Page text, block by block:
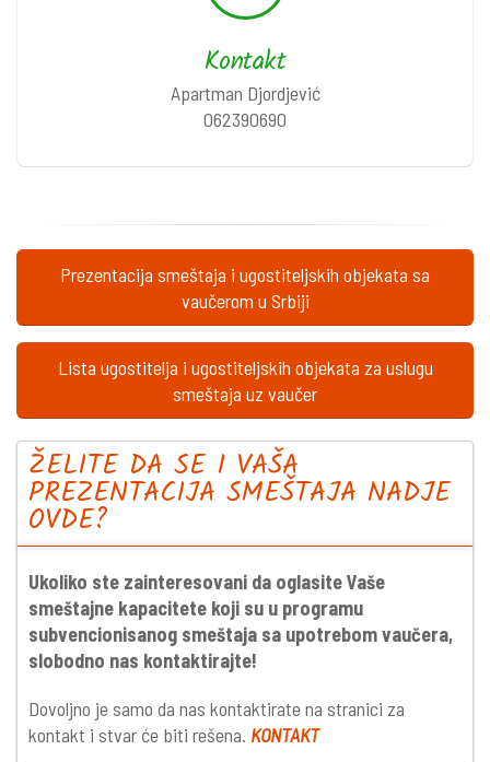
Kontakt
Apartman Djordjević
062390690
Prezentacija smeštaja i ugostiteljskih objekata sa
vaučerom u Srbiji
Lista ugostitelja i ugostiteljskih objekata za uslugu
smeštaja uz vaučer
ŽELITE DA SE I VAŠA
PREZENTACIJA SMEŠTAJA NADJE
OVDE?
Ukoliko ste zainteresovani da oglasite Vaše
smeštajne kapacitete koji su u programu
subvencionisanog smeštaja sa upotrebom vaučera,
slobodno nas kontaktirajte!
Dovoljno je samo da nas kontaktirate na stranici za
kontakt i stvar će biti rešena. KONTAKT